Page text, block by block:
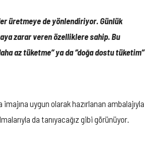
üretmeye de yönlendiriyor. Günlük
zarar veren özelliklere sahip. Bu
az tüketme’’ ya da ‘’doğa dostu tüketim’’
uygun olarak hazırlanan ambalajıyla
da tanıyacağız gibi görünüyor.